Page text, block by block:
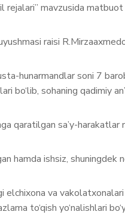
mavzusida matbuot
raisi
hunarmandlar soni 7
bo‘lib, sohaning qadimiy
qaratilgan sa’y-
hamda ishsiz,
va
to‘qish